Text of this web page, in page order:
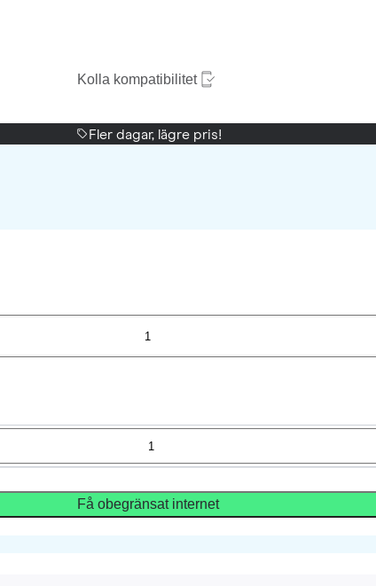
Kolla kompatibilitet
Fler dagar, lägre pris!
1
Få obegränsat internet